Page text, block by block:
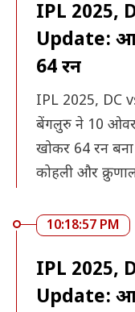
IPL 2025,
Update:
64 रन
IPL 2025, DC
बेंगलुरु ने 10
खोकर 64 रन
कोहली और
10:18:57 PM
IPL 2025,
Update: